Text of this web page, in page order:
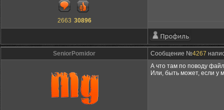
2663 30896
SeniorPomidor Сообщение №4267
А что там по поводу
Или, быть может, если у